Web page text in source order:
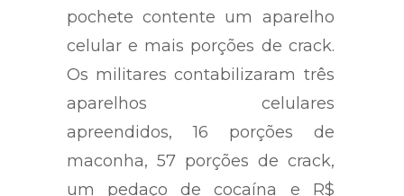
pochete contente um aparelho
celular e mais porções de crack.
Os militares contabilizaram três
aparelhos celulares
apreendidos, 16 porções de
maconha, 57 porções de crack,
um pedaço de cocaína e R$